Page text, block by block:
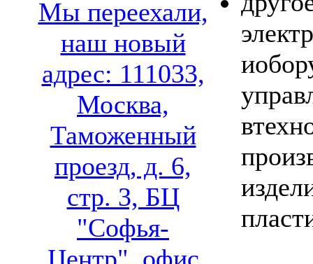
Мы переехали,
наш новый
адрес: 111033,
Москва,
Таможенный
проезд, д. 6,
стр. 3, БЦ
"Софья-